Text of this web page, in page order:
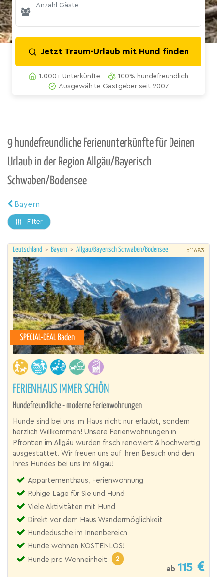
Anzahl Gäste
Jetzt Traum-Urlaub mit Hund finden
1.000+ Unterkünfte
100% hundefreundlich
Ausgewählte Gastgeber seit 2007
9 hundefreundliche Ferienunterkünfte für Deinen
Urlaub in der Region Allgäu/Bayerisch
Schwaben/Bodensee
Bayern
Filter
Deutschland > Bayern > Allgäu/Bayerisch Schwaben/Bodensee a11683
SPECIAL-DEAL Baden
FERIENHAUS IMMER SCHÖN
Hundefreundliche - moderne Ferienwohnungen
Hunde sind bei uns im Haus nicht nur erlaubt, sondern
herzlich Willkommen! Unsere Ferienwohnungen in
Pfronten im Allgäu wurden frisch renoviert & hochwertig
ausgestattet. Wir freuen uns auf Ihren Besuch und den
Ihres Hundes bei uns im Allgäu!
Appartementhaus, Ferienwohnung
Ruhige Lage für Sie und Hund
Viele Aktivitäten mit Hund
Direkt vor dem Haus Wandermöglichkeit
Hundedusche im Innenbereich
Hunde wohnen KOSTENLOS!
Hunde pro Wohneinheit
2
ab 115